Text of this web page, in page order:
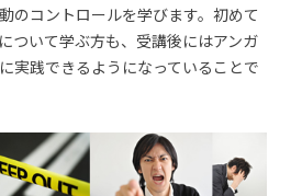
のコントロールを学びます。初めて
ついて学ぶ方も、受講後にはアンガ
実践できるようになっていることで